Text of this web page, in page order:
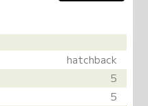
hatchback
5
5